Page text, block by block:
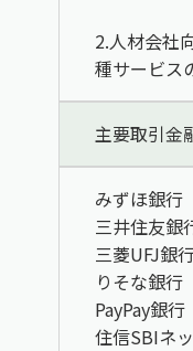
2.人材会社
種サービス
主要取引金
みずほ銀行
三井住友銀
三菱UFJ銀
りそな銀行
PayPay銀行
住信SBIネ